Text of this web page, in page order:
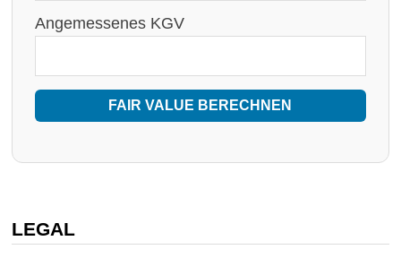
Angemessenes KGV
FAIR VALUE BERECHNEN
LEGAL